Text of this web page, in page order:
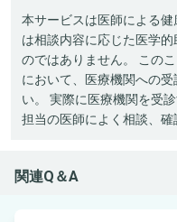
本サービスは医師による
は相談内容に応じた医学
のではありません。 この
において、医療機関への
い。 実際に医療機関を受
担当の医師によく相談、確
関連Q＆A